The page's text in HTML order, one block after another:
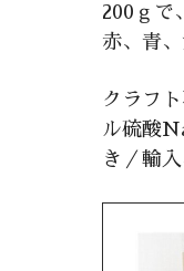
200ｇで
赤、青
クラフ
ル硫酸
き／輸